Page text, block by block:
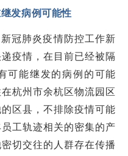
发病例可能性
冠肺炎疫情防控工作新
疫情，在目前已经被隔
可能继发的病例的可能
杭州市余杭区物流园区
区县，不排除疫情可能
工轨迹相关的密集的产
切交往的人群存在传播